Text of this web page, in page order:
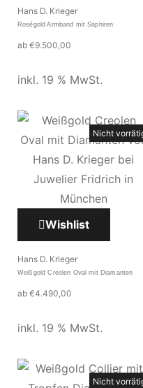
Hans D. Krieger
Roségold Armband mit Saphiren
ab €9.500,00
inkl. 19 % MwSt.
Nicht
Wishlist
Hans D. Krieger
Weißgold Creolen Oval mit Diamanten
ab €4.490,00
inkl. 19 % MwSt.
Nicht